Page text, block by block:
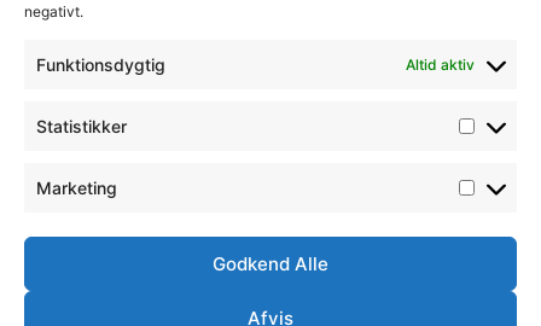
negativt.
Funktionsdygtig Altid aktiv
Statistikker
Marketing
Godkend Alle
Afvis
𝘀𝗽𝗶𝗹𝗹𝗲𝗿
17. april 2026
Velkommen
7. februar